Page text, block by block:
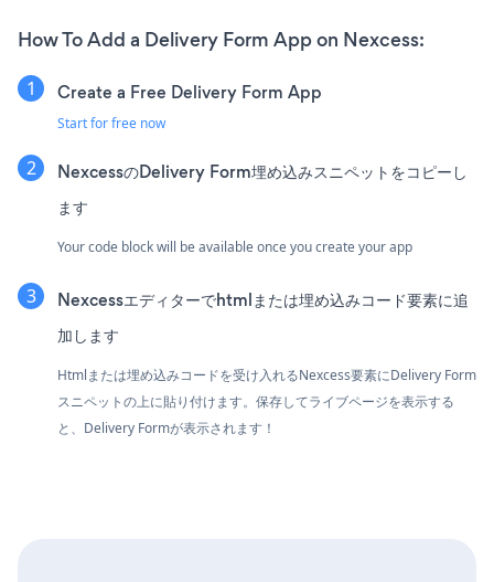
How To Add a Delivery Form App on Nexcess:
Create a Free Delivery Form App
Start for free now
NexcessのDelivery Form埋め込みスニペットをコピーし
ます
Your code block will be available once you create your app
Nexcessエディターでhtmlまたは埋め込みコード要素に追
加します
Htmlまたは埋め込みコードを受け入れるNexcess要素にDelivery Form
スニペットの上に貼り付けます。保存してライブページを表示する
と、Delivery Formが表示されます！